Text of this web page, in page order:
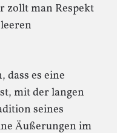
zollt man Respekt
es eine
mit der langen
seines
Äußerungen im